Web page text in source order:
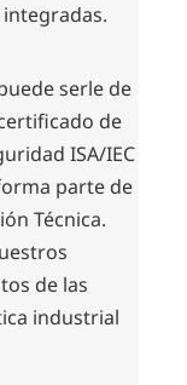
serle de
de
ISA/IEC
parte de
Técnica.
de las
industrial